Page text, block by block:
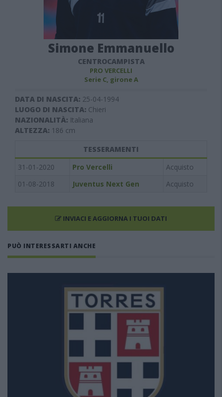
Simone Emmanuello
CENTROCAMPISTA
PRO VERCELLI
Serie C, girone A
DATA DI NASCITA: 25-04-1994
LUOGO DI NASCITA: Chieri
NAZIONALITÀ: Italiana
ALTEZZA: 186 cm
TESSERAMENTI
31-01-2020
Pro Vercelli
Acquisto
01-08-2018
Juventus Next Gen Acquisto
INVIACI E AGGIORNA I TUOI DATI
PUÒ INTERESSARTI ANCHE